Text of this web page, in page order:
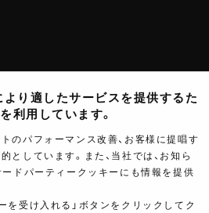
より適したサービスを提供するた
利用しています。
のパフォーマンス改善、お客様に提唱す
としています。また、当社では、お知ら
ードパーティークッキーにも情報を提供
を受け入れる」ボタンをクリックしてク